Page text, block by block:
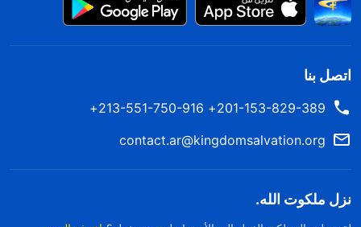
اتصل بنا
201-153-829-389+ 213-551-750-916+
contact.ar@kingdomsalvation.org
نزل ملكوت الله.